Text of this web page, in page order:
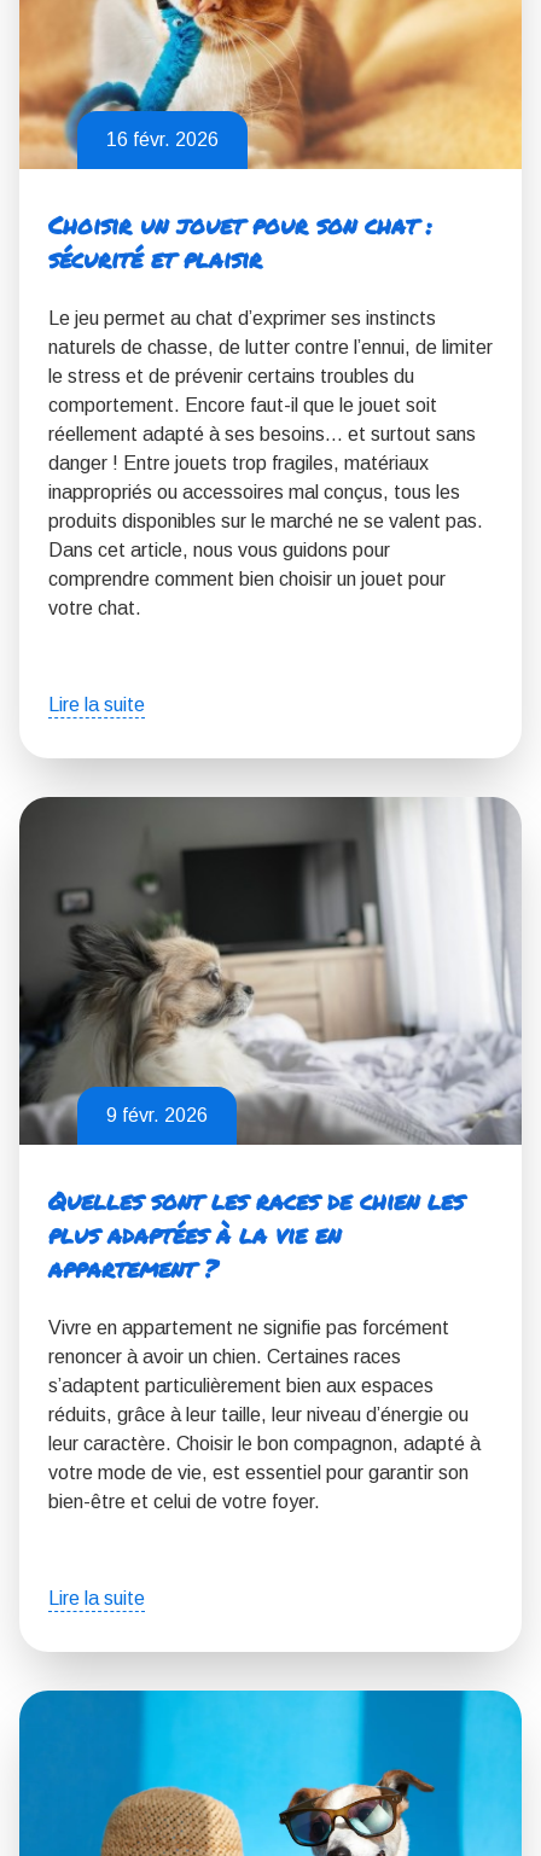
16 févr. 2026
Choisir un jouet pour son chat :
sécurité et plaisir
Le jeu permet au chat d’exprimer ses instincts
naturels de chasse, de lutter contre l’ennui, de limiter
le stress et de prévenir certains troubles du
comportement. Encore faut-il que le jouet soit
réellement adapté à ses besoins… et surtout sans
danger ! Entre jouets trop fragiles, matériaux
inappropriés ou accessoires mal conçus, tous les
produits disponibles sur le marché ne se valent pas.
Dans cet article, nous vous guidons pour
comprendre comment bien choisir un jouet pour
votre chat.
Lire la suite
9 févr. 2026
Quelles sont les races de chien les
plus adaptées à la vie en
appartement ?
Vivre en appartement ne signifie pas forcément
renoncer à avoir un chien. Certaines races
s’adaptent particulièrement bien aux espaces
réduits, grâce à leur taille, leur niveau d’énergie ou
leur caractère. Choisir le bon compagnon, adapté à
votre mode de vie, est essentiel pour garantir son
bien-être et celui de votre foyer.
Lire la suite